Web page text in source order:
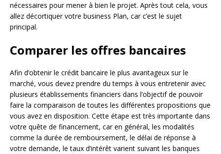
nécessaires pour mener à bien le projet. Après tout cela, vous
allez décortiquer votre business Plan, car c’est le sujet
principal.
Comparer les offres bancaires
Afin d’obtenir le crédit bancaire le plus avantageux sur le
marché, vous devez prendre du temps à vous entretenir avec
plusieurs établissements financiers dans l’objectif de pouvoir
faire la comparaison de toutes les différentes propositions que
vous avez en disposition. Cette étape est très importante dans
votre quête de financement, car en général, les modalités
comme la durée de remboursement, le délai de réponse à
votre demande, le taux d’intérêt varient suivant les banques